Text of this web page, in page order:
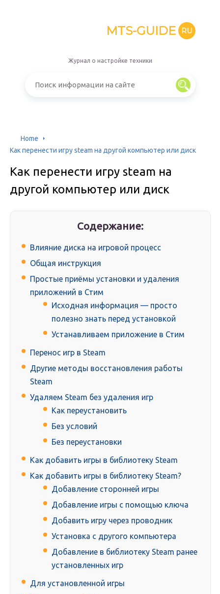
MTS-GUIDE RU
Журнал о настройке техники
Home
Как перенести игру steam на другой компьютер или диск
Как перенести игру steam на
другой компьютер или диск
Содержание:
Влияние диска на игровой процесс
Общая инструкция
Простые приёмы установки и удаления
приложений в Стим
Исходная информация — просто
полезно знать перед установкой
Устанавливаем приложение в Стим
Перенос игр в Steam
Другие методы восстановления работы
Steam
Удаляем Steam без удаления игр
Как переустановить
Без условий
Без переустановки
Как добавить игры в библиотеку Steam
Как добавить игры в библиотеку Steam?
Добавление сторонней игры
Добавление игры с помощью ключа
Добавить игру через проводник
Установка с другого компьютера
Добавление в библиотеку Steam ранее
установленных игр
Для установленной игры